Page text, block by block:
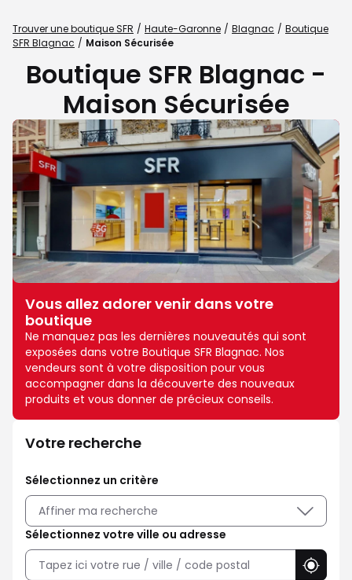
Trouver une boutique SFR Haute-Garonne Blagnac
Boutique
SFR Blagnac
Maison Sécurisée
Boutique SFR Blagnac -
Maison Sécurisée
Vous allez adorer venir dans votre
boutique
Ne manquez pas les dernières nouveautés qui sont
exposées dans votre Boutique SFR Blagnac. Nos
vendeurs sont à votre disposition pour vous
accompagner dans la découverte des nouveaux
produits et vous donner de précieux conseils.
Votre recherche
Sélectionnez un critère
Affiner ma recherche
Sélectionnez votre ville ou adresse